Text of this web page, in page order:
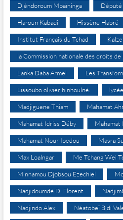
Djéndoroum Mbaïninga Député
Haroun Kabadi Hissène Habré
Institut Français du Tchad
la Commission nationale des droits de
Lanka Daba Armel Les
Lissoubo olivier hinhoulné.
Madjiguene Thiam Mahamat
Mahamat Idriss Déby
Mahamat Nour Ibedou Masra
Max Loalngar Me Tchang Wei
Minnamou Djobsou Ezechiel
Nadjidoumdé D. Florent
Nadjindo Alex Néatobeï Bidi